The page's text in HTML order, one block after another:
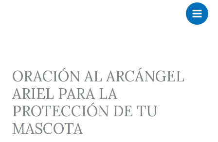
ORACIÓN AL ARCÁNGEL
ARIEL PARA LA
PROTECCIÓN DE TU
MASCOTA